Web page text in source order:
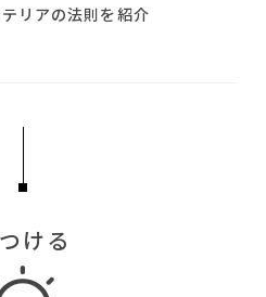
リアの法則を紹介
ける